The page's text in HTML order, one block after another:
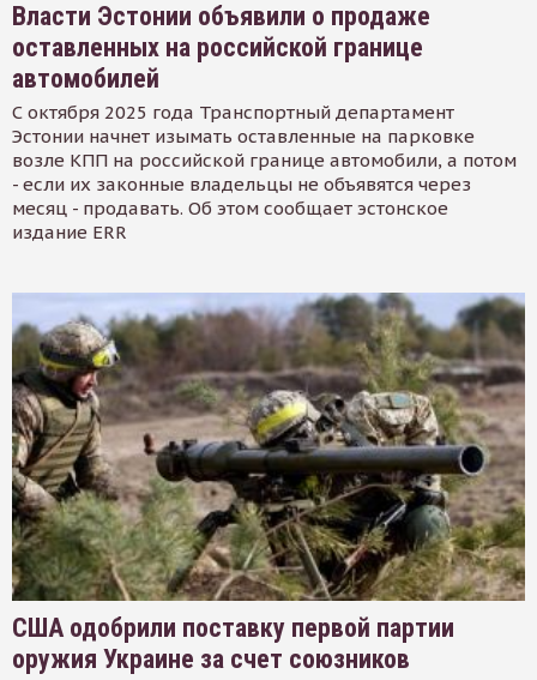
Власти Эстонии объявили о продаже
оставленных на российской границе
автомобилей
С октября 2025 года Транспортный департамент
Эстонии начнет изымать оставленные на парковке
возле КПП на российской границе автомобили, а потом
- если их законные владельцы не объявятся через
месяц - продавать. Об этом сообщает эстонское
издание ERR
США одобрили поставку первой партии
оружия Украине за счет союзников